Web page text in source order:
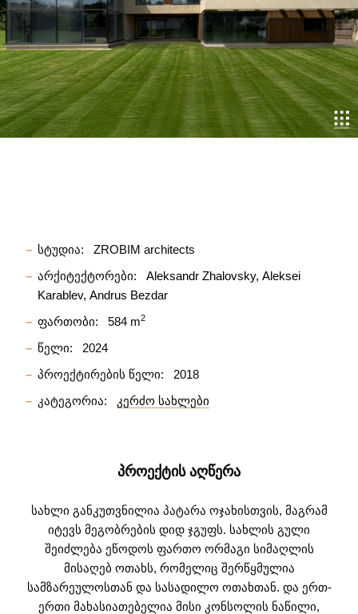
სტუდია:
ZROBIM architects
არქიტექტორები:
Aleksandr Zhalovsky Aleksei
Karablev Andrus Bezdar
ფართობი:
584 m2
წელი:
2024
პროექტირების წელი:
2018
კატეგორია:
კერძო სახლები
ᲞᲠᲝᲔᲥᲢᲘᲡ ᲐᲦᲬᲔᲠᲐ
სახლი განკუთვნილია პატარა ოჯახისთვის, მაგრამ
იტევს მეგობრების დიდ ჯგუფს. სახლის გული
შეიძლება ეწოდოს ფართო ორმაგი სიმაღლის
მისაღებ ოთახს, რომელიც შერწყმულია
სამზარეულოსთან და სასადილო ოთახთან. და ერთ-
ერთი მახასიათებელია მისი კონსოლის ნაწილი,